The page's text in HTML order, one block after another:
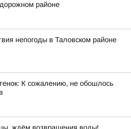
районе
непогоды в Таловском районе
К сожалению, не обошлось